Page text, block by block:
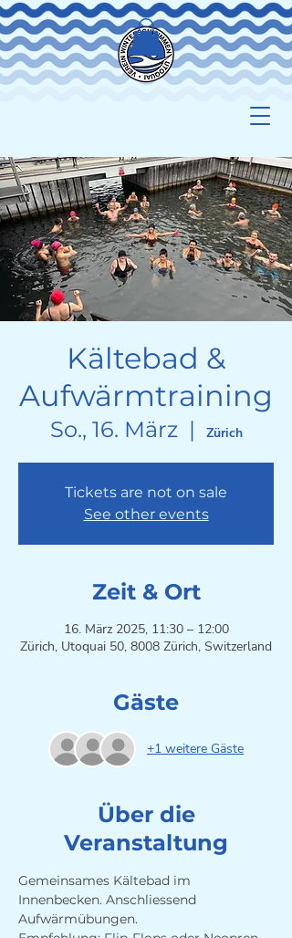
Kältebad &
Aufwärmtraining
So., 16. März
  |
Zürich
Tickets are not on sale
See other events
Zeit & Ort
16. März 2025, 11:30 – 12:00
Zürich, Utoquai 50, 8008 Zürich, Switzerland
Gäste
+1 weitere Gäste
Über die
Veranstaltung
Gemeinsames Kältebad im
Innenbecken. Anschliessend
Aufwärmübungen.